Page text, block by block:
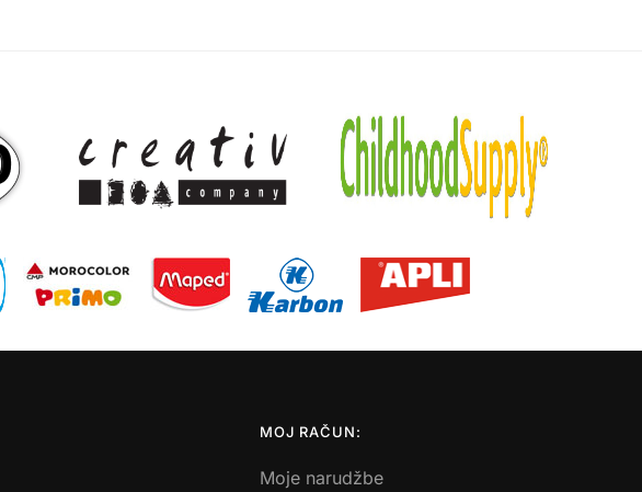
MOJ RAČUN:
Moje narudžbe